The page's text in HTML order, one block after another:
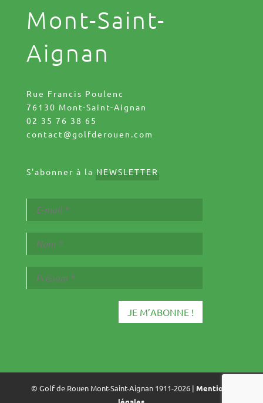
Mont-Saint-
Aignan
Rue Francis Poulenc
76130 Mont-Saint-Aignan
02 35 76 38 65
contact@golfderouen.com
S'abonner à la NEWSLETTER
© Golf de Rouen Mont-Saint-Aignan 1911-2026 |Mentions